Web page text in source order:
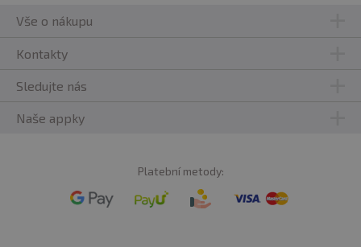
Vše o nákupu
Kontakty
Sledujte nás
Naše appky
Platební metody: